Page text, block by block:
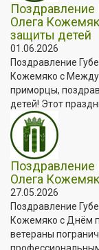
Поздравление
Олега
защиты детей
01.06.2026
Поздравление
Кожемяко с
приморцы,
детей! Этот
Поздравление
Олега
27.05.2026
Поздравление
Кожемяко с Днём
ветераны